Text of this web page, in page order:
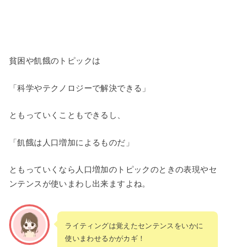
貧困や飢餓のトピックは
「科学やテクノロジーで解決できる」
ともっていくこともできるし、
「飢餓は人口増加によるものだ」
ともっていくなら人口増加のトピックのときの表現やセ
ンテンスが使いまわし出来ますよね。
ライティングは覚えたセンテンスをいかに
使いまわせるかがカギ！